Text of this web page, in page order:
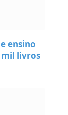
ensino
mil livros